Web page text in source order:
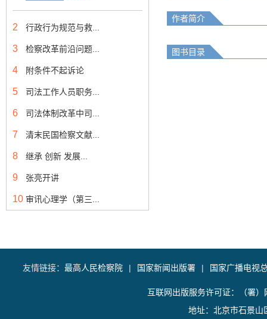
2 行政行为规范与救...
3 检察改革前沿问题...
4 附条件不起诉论
5 司法工作人员职务...
6 司法体制改革中司...
7 清末民国检察文献...
8 继承 创新 发展...
9 张亮开讲
10 审讯心理学（第三...
作者简介
图书目录
友情链接： 最高人民检察院 | 国家新闻出版署 | 国家广播电视
互联网出版服务许可证：（署
地址：北京市石景